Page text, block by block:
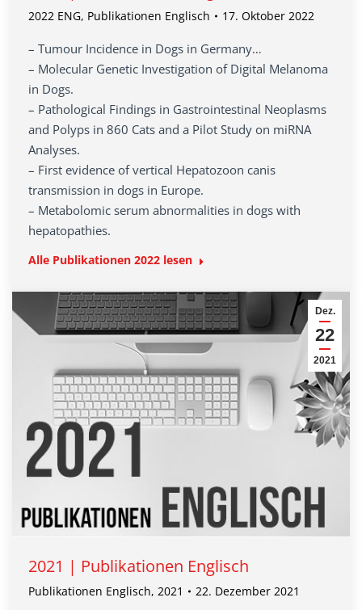
2022 ENG, Publikationen Englisch 17. Oktober 2022
– Tumour Incidence in Dogs in Germany…
– Molecular Genetic Investigation of Digital Melanoma
in Dogs.
– Pathological Findings in Gastrointestinal Neoplasms
and Polyps in 860 Cats and a Pilot Study on miRNA
Analyses.
– First evidence of vertical Hepatozoon canis
transmission in dogs in Europe.
– Metabolomic serum abnormalities in dogs with
hepatopathies.
Alle Publikationen 2022 lesen
Dez.
22
2021
2021 | Publikationen Englisch
Publikationen Englisch, 2021 22. Dezember 2021